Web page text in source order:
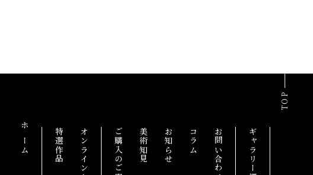
ホーム 特選作品 ご購入のご案内 美術知見 お知らせ コラム お問い合わせ ギャラリー概要
TOP